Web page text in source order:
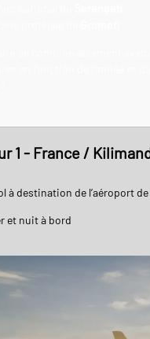
1 - France /
à destination de l’aéroport
et nuit à bord